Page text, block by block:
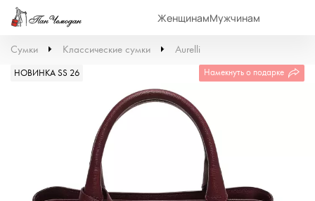
ЖенщинамМужчинам
Сумки Классические сумки Aurelli
НОВИНКА SS 26 Намекнуть о подарке